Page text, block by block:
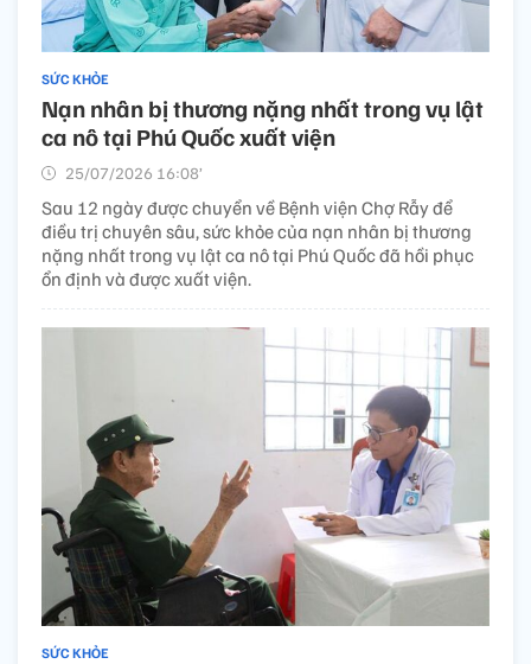
SỨC KHỎE
Nạn nhân bị thương nặng nhất trong vụ lật
ca nô tại Phú Quốc xuất viện
25/07/2026 16:08’
Sau 12 ngày được chuyển về Bệnh viện Chợ Rẫy để
điều trị chuyên sâu, sức khỏe của nạn nhân bị thương
nặng nhất trong vụ lật ca nô tại Phú Quốc đã hồi phục
ổn định và được xuất viện.
SỨC KHỎE